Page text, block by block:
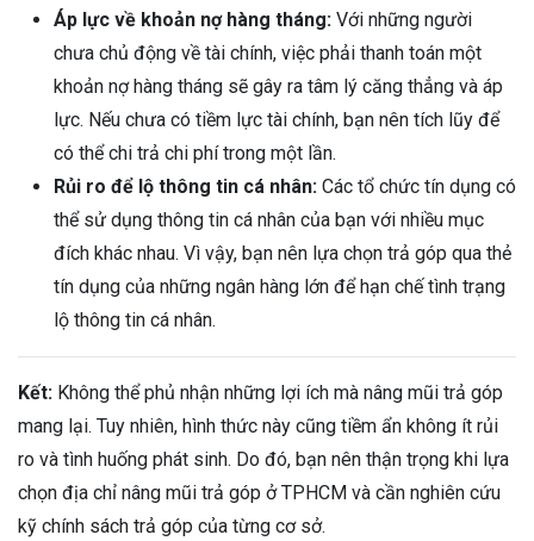
Áp lực về khoản nợ hàng tháng: Với những người
chưa chủ động về tài chính, việc phải thanh toán một
khoản nợ hàng tháng sẽ gây ra tâm lý căng thẳng và áp
lực. Nếu chưa có tiềm lực tài chính, bạn nên tích lũy để
có thể chi trả chi phí trong một lần.
Rủi ro để lộ thông tin cá nhân: Các tổ chức tín dụng có
thể sử dụng thông tin cá nhân của bạn với nhiều mục
đích khác nhau. Vì vậy, bạn nên lựa chọn trả góp qua thẻ
tín dụng của những ngân hàng lớn để hạn chế tình trạng
lộ thông tin cá nhân.
Kết: Không thể phủ nhận những lợi ích mà nâng mũi trả góp
mang lại. Tuy nhiên, hình thức này cũng tiềm ẩn không ít rủi
ro và tình huống phát sinh. Do đó, bạn nên thận trọng khi lựa
chọn địa chỉ nâng mũi trả góp ở TPHCM và cần nghiên cứu
kỹ chính sách trả góp của từng cơ sở.